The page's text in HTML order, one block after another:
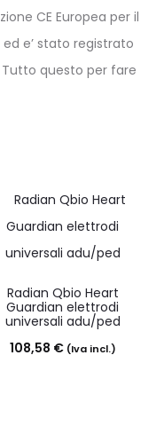
CE Europea per il
e’ stato registrato
Tutto questo per fare
Radian Qbio Heart
Guardian elettrodi
universali adu/ped
108,58 € (Iva incl.)